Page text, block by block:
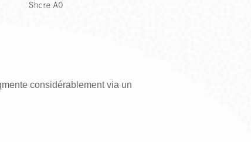
considérablement via un